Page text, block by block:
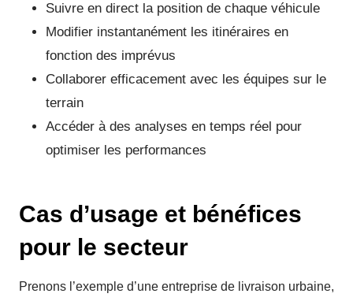
Suivre en direct la position de chaque véhicule
Modifier instantanément les itinéraires en
fonction des imprévus
Collaborer efficacement avec les équipes sur le
terrain
Accéder à des analyses en temps réel pour
optimiser les performances
Cas d’usage et bénéfices
pour le secteur
Prenons l’exemple d’une entreprise de livraison urbaine,